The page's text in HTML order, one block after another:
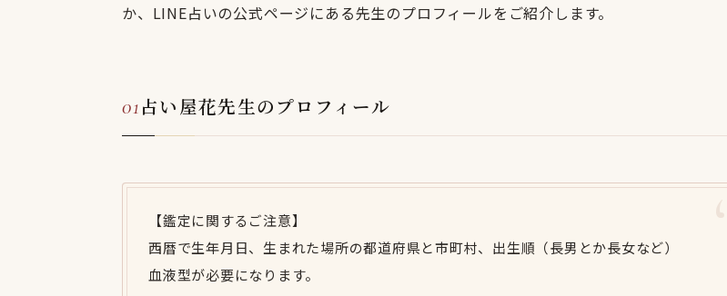
か、LINE占いの公式ページにある先生のプロフィールをご紹介します。
占い屋花先生のプロフィール
【鑑定に関するご注意】
西暦で生年月日、生まれた場所の都道府県と市町村、出生順（長男とか長女など）
血液型が必要になります。